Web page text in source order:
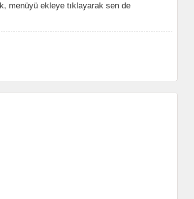
menüyü ekleye tıklayarak sen de